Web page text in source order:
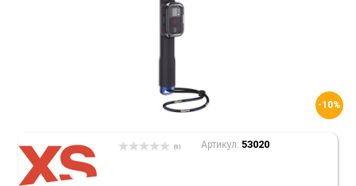
-10%
(0) Артикул: 53020